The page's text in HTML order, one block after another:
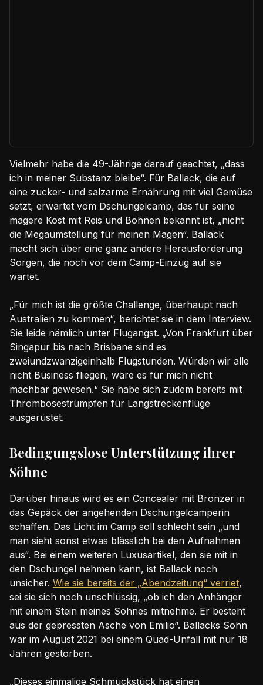
Vielmehr habe die 49-Jährige darauf geachtet, „dass
ich in meiner Substanz bleibe“. Für Ballack, die auf
eine zucker- und salzarme Ernährung mit viel Gemüse
setzt, erwartet vom Dschungelcamp, das für seine
magere Kost mit Reis und Bohnen bekannt ist, „nicht
die Megaumstellung für meinen Magen“. Ballack
macht sich über eine ganz andere Herausforderung
Sorgen, die noch vor dem Camp-Einzug auf sie
wartet.
„Für mich ist die größte Challenge, überhaupt nach
Australien zu kommen“, berichtet sie in dem Interview.
Sie leide nämlich unter Flugangst. „Von Frankfurt über
Singapur bis nach Brisbane sind es
zweiundzwanzigeinhalb Flugstunden. Würden wir alle
nicht Business fliegen, wäre es für mich nicht
machbar gewesen.“ Sie habe sich zudem bereits mit
Thrombosestrümpfen für Langstreckenflüge
ausgerüstet.
Bedingungslose Unterstützung ihrer
Söhne
Darüber hinaus wird es ein Concealer mit Bronzer in
das Gepäck der angehenden Dschungelcamperin
schaffen. Das Licht im Camp soll schlecht sein „und
man sieht sonst etwas blässlich bei den Aufnahmen
aus“. Bei einem weiteren Luxusartikel, den sie mit in
den Dschungel nehmen kann, ist Ballack noch
unsicher. Wie sie bereits der „Abendzeitung“ verriet,
sei sie sich noch unschlüssig, „ob ich den Anhänger
mit einem Stein meines Sohnes mitnehme. Er besteht
aus der gepressten Asche von Emilio“. Ballacks Sohn
war im August 2021 bei einem Quad-Unfall mit nur 18
Jahren gestorben.
„Dieses einmalige Schmuckstück hat einen